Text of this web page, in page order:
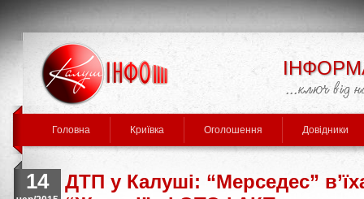
Головна Криївка Оголошення Довідники
14
ДТП у Калуші: “Мерседес”